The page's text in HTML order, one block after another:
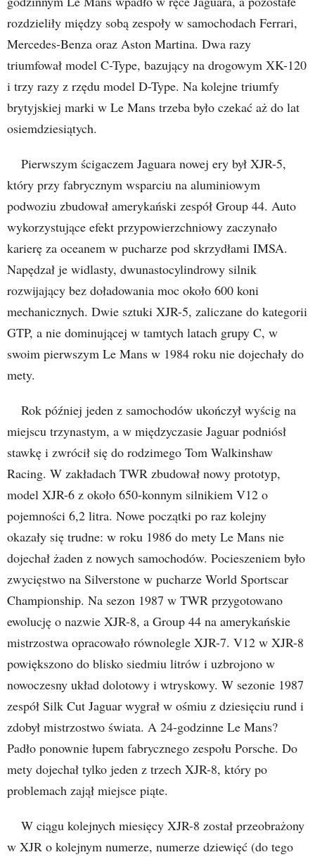
rozdzieliły między sobą zespoły w samochodach Ferrari,
Mercedes-Benza oraz Aston Martina. Dwa razy
triumfował model C-Type, bazujący na drogowym XK-120
i trzy razy z rzędu model D-Type. Na kolejne triumfy
brytyjskiej marki w Le Mans trzeba było czekać aż do lat
osiemdziesiątych.
Pierwszym ścigaczem Jaguara nowej ery był XJR-5,
który przy fabrycznym wsparciu na aluminiowym
podwoziu zbudował amerykański zespół Group 44. Auto
wykorzystujące efekt przypowierzchniowy zaczynało
karierę za oceanem w pucharze pod skrzydłami IMSA.
Napędzał je widlasty, dwunastocylindrowy silnik
rozwijający bez doładowania moc około 600 koni
mechanicznych. Dwie sztuki XJR-5, zaliczane do kategorii
GTP, a nie dominującej w tamtych latach grupy C, w
swoim pierwszym Le Mans w 1984 roku nie dojechały do
mety.
Rok później jeden z samochodów ukończył wyścig na
miejscu trzynastym, a w międzyczasie Jaguar podniósł
stawkę i zwrócił się do rodzimego Tom Walkinshaw
Racing. W zakładach TWR zbudował nowy prototyp,
model XJR-6 z około 650-konnym silnikiem V12 o
pojemności 6,2 litra. Nowe początki po raz kolejny
okazały się trudne: w roku 1986 do mety Le Mans nie
dojechał żaden z nowych samochodów. Pocieszeniem było
zwycięstwo na Silverstone w pucharze World Sportscar
Championship. Na sezon 1987 w TWR przygotowano
ewolucję o nazwie XJR-8, a Group 44 na amerykańskie
mistrzostwa opracowało równolegle XJR-7. V12 w XJR-8
powiększono do blisko siedmiu litrów i uzbrojono w
nowoczesny układ dolotowy i wtryskowy. W sezonie 1987
zespół Silk Cut Jaguar wygrał w ośmiu z dziesięciu rund i
zdobył mistrzostwo świata. A 24-godzinne Le Mans?
Padło ponownie łupem fabrycznego zespołu Porsche. Do
mety dojechał tylko jeden z trzech XJR-8, który po
problemach zajął miejsce piąte.
W ciągu kolejnych miesięcy XJR-8 został przeobrażony
w XJR o kolejnym numerze, numerze dziewięć (do tego